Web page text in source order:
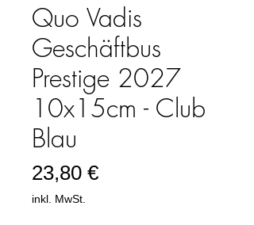
Quo Vadis
Geschäftbus
Prestige 2027
10x15cm - Club
Blau
23,80 €Preis
inkl. MwSt.